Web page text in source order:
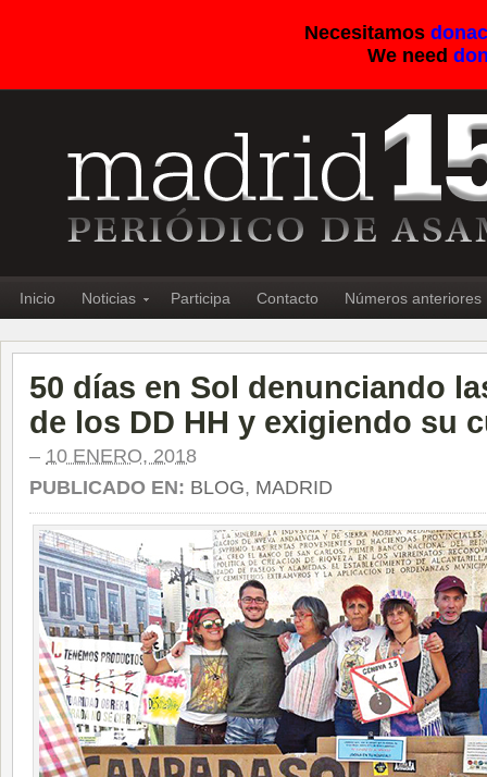
Necesitamos
We need
Inicio Noticias Participa Contacto Números anteriores
50 días en Sol denunciando
de los DD HH y exigiendo su
– 10 ENERO, 2018
PUBLICADO EN: BLOG, MADRID